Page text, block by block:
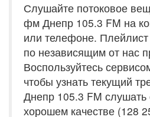
Слушайте потоковое
фм Днепр 105.3 FM на
или телефоне. Плейлист
по независящим от нас
Воспользуйтесь
чтобы узнать текущий
Днепр 105.3 FM
хорошем качестве (128